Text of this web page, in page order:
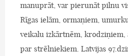
manuprāt, var pierunāt pilnu
Rīgas ielām, ormaņiem,
veikalu izkārtnēm, krodziņiem,
par strēlniekiem. Latvijas